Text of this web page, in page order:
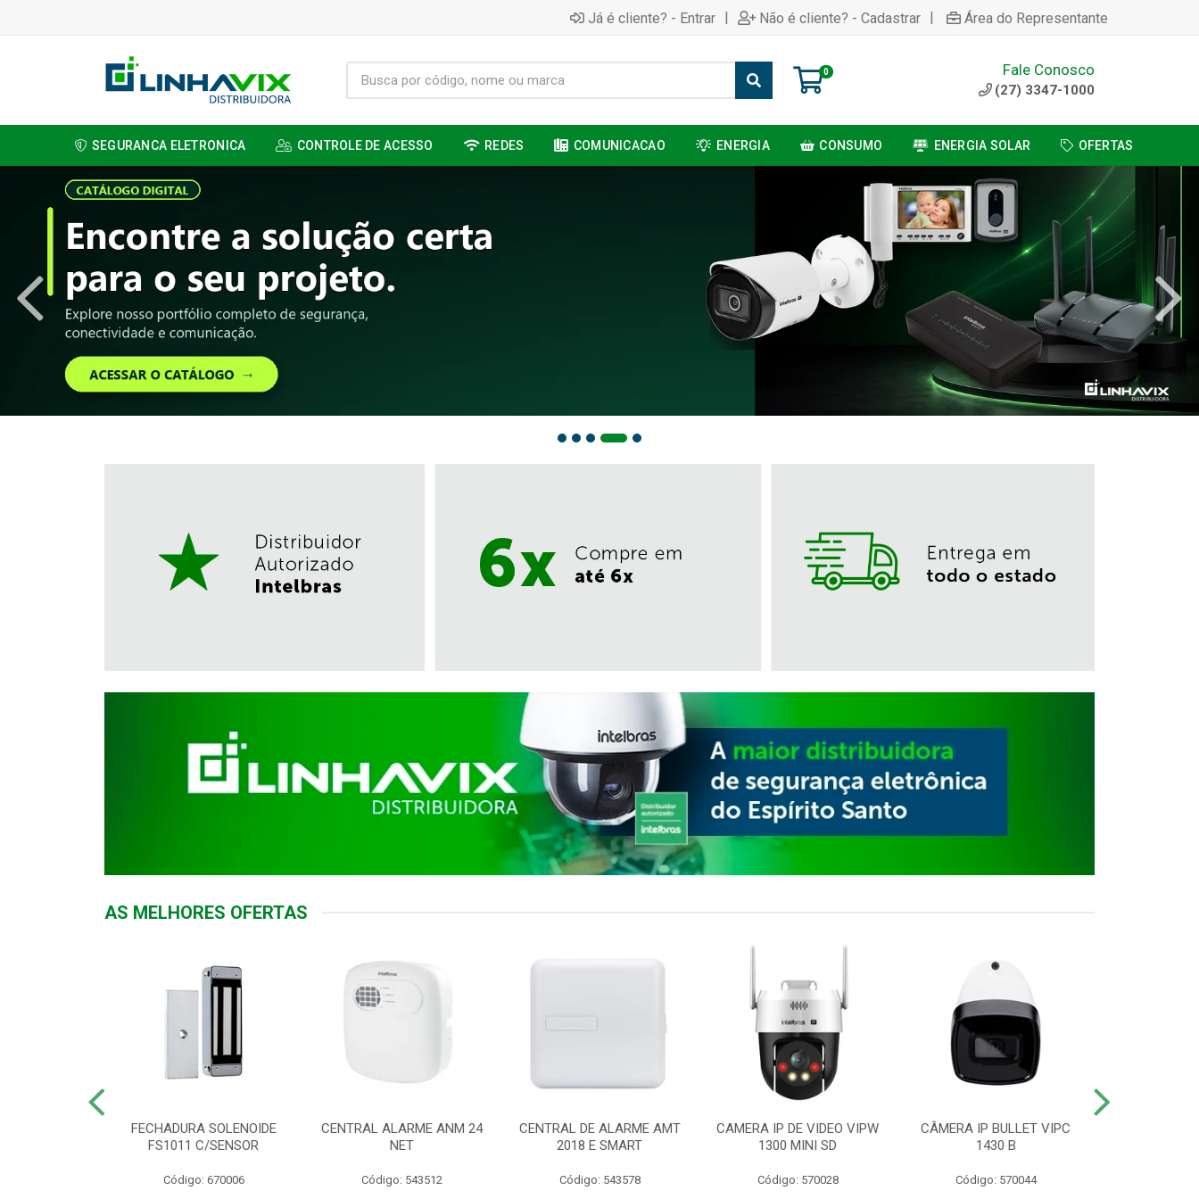
Já é cliente? - Entrar | Não é cliente? - Cadastrar | Área do Representante
0 Fale Conosco
(27) 3347-1000
SEGURANCA ELETRONICA CONTROLE DE ACESSO REDES COMUNICACAO ENERGIA CONSUMO ENERGIA SOLAR OFERTAS
AS MELHORES OFERTAS
FECHADURA SOLENOIDE
FS1011 C/SENSOR
Código: 670006
CENTRAL ALARME ANM 24
NET
Código: 543512
CENTRAL DE ALARME AMT
2018 E SMART
Código: 543578
CAMERA IP DE VIDEO VIPW
1300 MINI SD
Código: 570028
CÂMERA IP BULLET VIPC
1430 B
Código: 570044